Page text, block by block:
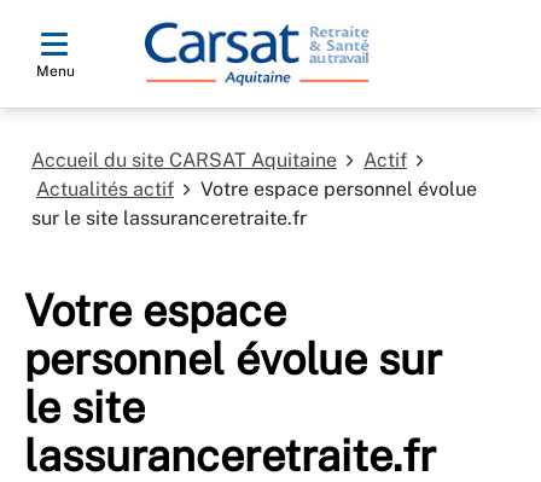
Menu
Accueil du site CARSAT Aquitaine
Actif
Actualités actif
Votre espace personnel évolue
sur le site lassuranceretraite.fr
Votre espace
personnel évolue sur
le site
lassuranceretraite.fr